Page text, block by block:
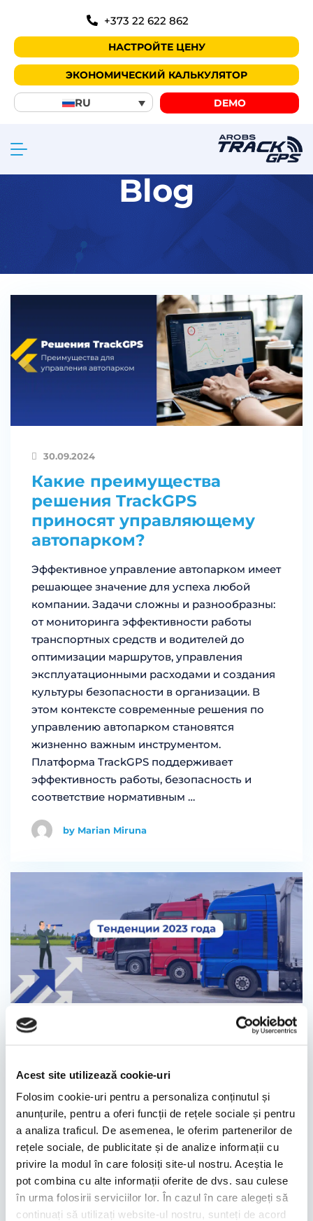
Acest site utilizează cookie-uri
Folosim cookie-uri pentru a personaliza conținutul și
anunțurile, pentru a oferi funcții de rețele sociale și pentru
a analiza traficul. De asemenea, le oferim partenerilor de
rețele sociale, de publicitate și de analize informații cu
privire la modul în care folosiți site-ul nostru. Aceștia le
pot combina cu alte informații oferite de dvs. sau culese
în urma folosirii serviciilor lor. În cazul în care alegeți să
continuați să utilizați website-ul nostru, sunteți de acord
+373 22 622 862
НАСТРОЙТЕ ЦЕНУ
ЭКОНОМИЧЕСКИЙ КАЛЬКУЛЯТОР
RU DEMO
Blog
30.09.2024
Какие преимущества
решения TrackGPS
приносят управляющему
автопарком?
Эффективное управление автопарком имеет
решающее значение для успеха любой
компании. Задачи сложны и разнообразны:
от мониторинга эффективности работы
транспортных средств и водителей до
оптимизации маршрутов, управления
эксплуатационными расходами и создания
культуры безопасности в организации. В
этом контексте современные решения по
управлению автопарком становятся
жизненно важным инструментом.
Платформа TrackGPS поддерживает
эффективность работы, безопасность и
соответствие нормативным …
by Marian Miruna
управлении автопарком
2022 год оказался сложным годом, полным
вызовами, в том числе и в области
управления автопарком. Даже если 2023 год
не покажется более спокойным, что мы
можем сделать, так это заблаговременно
подготовиться к любым изменениям.
Именно поэтому мы проанализировали